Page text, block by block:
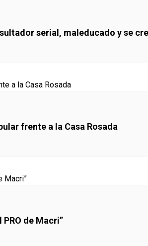
serial, maleducado y se
frente a la Casa Rosada
de Macri”